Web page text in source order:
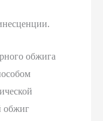
обжига
обжиг